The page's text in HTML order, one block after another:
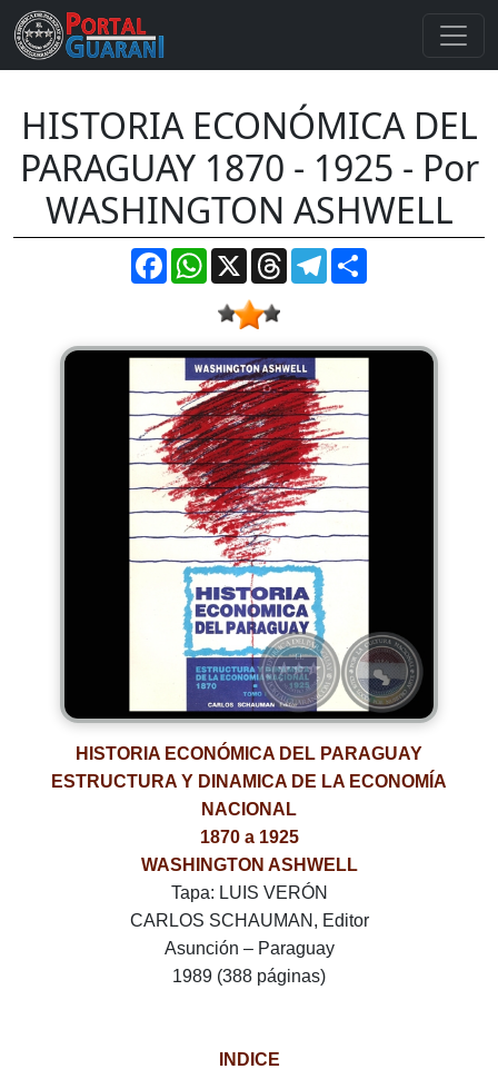
HISTORIA ECONÓMICA DEL
PARAGUAY 1870 - 1925 - Por
WASHINGTON ASHWELL
FacebookWhatsApp
X ThreadsTelegram
HISTORIA ECONÓMICA DEL PARAGUAY
ESTRUCTURA Y DINAMICA DE LA ECONOMÍA
NACIONAL
1870 a 1925
WASHINGTON ASHWELL
Tapa: LUIS VERÓN
CARLOS SCHAUMAN, Editor
Asunción – Paraguay
1989 (388 páginas)
INDICE